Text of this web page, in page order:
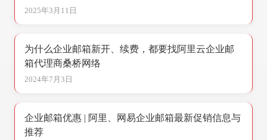
2025年3月11日
为什么企业邮箱新开、续费，都要找阿里云企业邮
箱代理商桑桥网络
2024年7月3日
企业邮箱优惠 | 阿里、网易企业邮箱最新促销信息与
推荐